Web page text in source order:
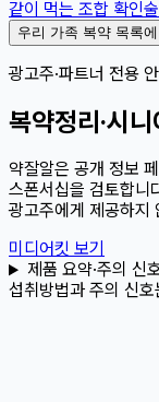
같이 먹는 조합 확인
우리 가족 복약 목록
광고주·파트너 전용
복약정리·시
약잘알은 공개 정보
스폰서십을 검토합니
광고주에게 제공하지
미디어킷 보기
제품 요약·주의 신
섭취방법과 주의 신